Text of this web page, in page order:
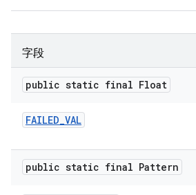
字段
public static final Float
FAILED_VAL
public static final Pattern